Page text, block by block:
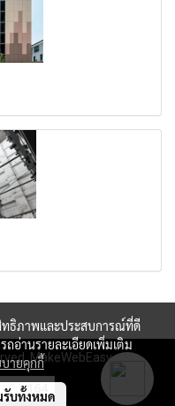
MakeWebEasy.com
164
ทธิภาพและประสบการณ์ที่ดี
ถอ่านรายละเอียดเพิ่มเติม
บายคุกกี้
รับทั้งหมด